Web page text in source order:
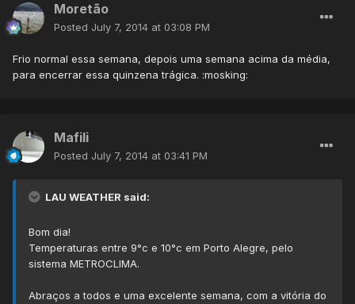
Moretão
Posted July 7, 2014 at 03:08 PM
Frio normal essa semana, depois uma semana acima da média,
para encerrar essa quinzena trágica. :mosking:
Mafili
Posted July 7, 2014 at 03:41 PM
LAU WEATHER said:
Bom dia!
Temperaturas entre 9°c e 10°c em Porto Alegre, pelo
sistema METROCLIMA.
Abraços a todos e uma excelente semana, com a vitória do